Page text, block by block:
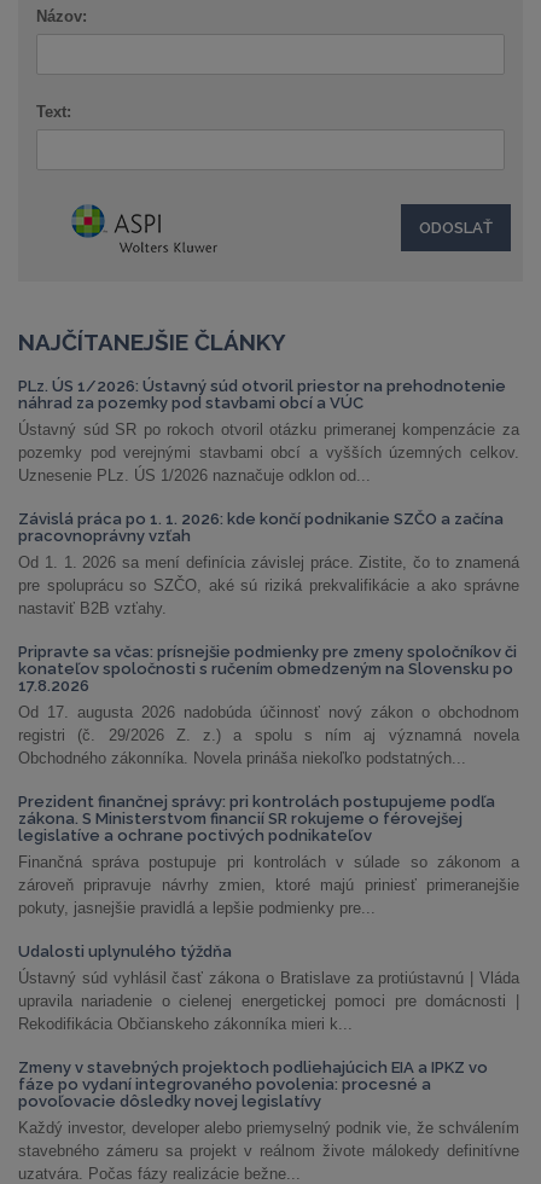
Názov:
Text:
NAJČÍTANEJŠIE ČLÁNKY
PLz. ÚS 1/2026: Ústavný súd otvoril priestor na prehodnotenie
náhrad za pozemky pod stavbami obcí a VÚC
Ústavný súd SR po rokoch otvoril otázku primeranej kompenzácie za
pozemky pod verejnými stavbami obcí a vyšších územných celkov.
Uznesenie PLz. ÚS 1/2026 naznačuje odklon od...
Závislá práca po 1. 1. 2026: kde končí podnikanie SZČO a začína
pracovnoprávny vzťah
Od 1. 1. 2026 sa mení definícia závislej práce. Zistite, čo to znamená
pre spoluprácu so SZČO, aké sú riziká prekvalifikácie a ako správne
nastaviť B2B vzťahy.
Pripravte sa včas: prísnejšie podmienky pre zmeny spoločníkov či
konateľov spoločnosti s ručením obmedzeným na Slovensku po
17.8.2026
Od 17. augusta 2026 nadobúda účinnosť nový zákon o obchodnom
registri (č. 29/2026 Z. z.) a spolu s ním aj významná novela
Obchodného zákonníka. Novela prináša niekoľko podstatných...
Prezident finančnej správy: pri kontrolách postupujeme podľa
zákona. S Ministerstvom financií SR rokujeme o férovejšej
legislatíve a ochrane poctivých podnikateľov
Finančná správa postupuje pri kontrolách v súlade so zákonom a
zároveň pripravuje návrhy zmien, ktoré majú priniesť primeranejšie
pokuty, jasnejšie pravidlá a lepšie podmienky pre...
Udalosti uplynulého týždňa
Ústavný súd vyhlásil časť zákona o Bratislave za protiústavnú | Vláda
upravila nariadenie o cielenej energetickej pomoci pre domácnosti |
Rekodifikácia Občianskeho zákonníka mieri k...
Zmeny v stavebných projektoch podliehajúcich EIA a IPKZ vo
fáze po vydaní integrovaného povolenia: procesné a
povoľovacie dôsledky novej legislatívy
Každý investor, developer alebo priemyselný podnik vie, že schválením
stavebného zámeru sa projekt v reálnom živote málokedy definitívne
uzatvára. Počas fázy realizácie bežne...